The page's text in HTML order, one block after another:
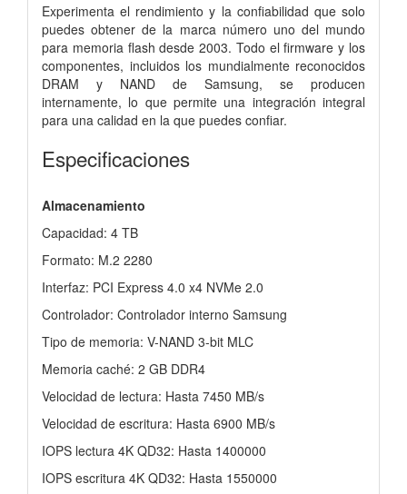
Experimenta el rendimiento y la confiabilidad que solo
puedes obtener de la marca número uno del mundo
para memoria flash desde 2003. Todo el firmware y los
componentes, incluidos los mundialmente reconocidos
DRAM y NAND de Samsung, se producen
internamente, lo que permite una integración integral
para una calidad en la que puedes confiar.
Especificaciones
Almacenamiento
Capacidad: 4 TB
Formato: M.2 2280
Interfaz: PCI Express 4.0 x4 NVMe 2.0
Controlador: Controlador interno Samsung
Tipo de memoria: V-NAND 3-bit MLC
Memoria caché: 2 GB DDR4
Velocidad de lectura: Hasta 7450 MB/s
Velocidad de escritura: Hasta 6900 MB/s
IOPS lectura 4K QD32: Hasta 1400000
IOPS escritura 4K QD32: Hasta 1550000